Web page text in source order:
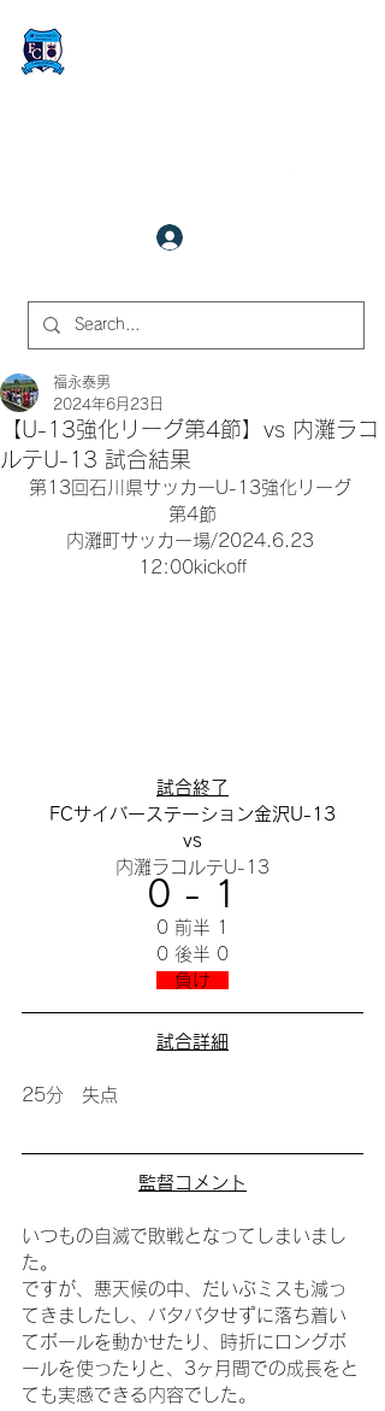
【U-13強化リーグ第4節】vs 内灘ラコ
ルテU-13 試合結果
福永泰男
2024年6月23日
第13回石川県サッカーU-13強化リーグ
第4節
内灘町サッカー場/2024.6.23
12:00kickoff
試合終了
FCサイバーステーション金沢U-13
vs
内灘ラコルテU-13
0 - 1
0 前半 1
0 後半 0
負け
試合詳細
25分　失点
監督コメント
いつもの自滅で敗戦となってしまいまし
た。
ですが、悪天候の中、だいぶミスも減っ
てきましたし、バタバタせずに落ち着い
てボールを動かせたり、時折にロングボ
ールを使ったりと、3ヶ月間での成長をと
ても実感できる内容でした。